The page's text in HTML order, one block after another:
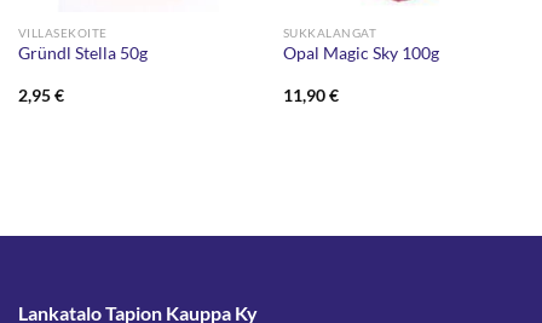
VILLASEKOITE
Gründl Stella 50g
2,95€
SUKKALANGAT
Opal Magic Sky 100g
11,90€
Lankatalo Tapion Kauppa Ky